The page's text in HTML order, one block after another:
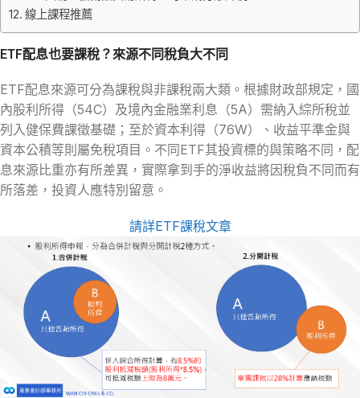
線上課程推薦
ETF配息也要課稅？來源不同稅負大不同
ETF配息來源可分為課稅與非課稅兩大類。根據財政部規定，國
內股利所得（54C）及境內金融業利息（5A）需納入綜所稅並
列入健保費課徵基礎；至於資本利得（76W）、收益平準金與
資本公積等則屬免稅項目。不同ETF其投資標的與策略不同，配
息來源比重亦有所差異，實際拿到手的淨收益將因稅負不同而有
所落差，投資人應特別留意。
請詳ETF課稅文章